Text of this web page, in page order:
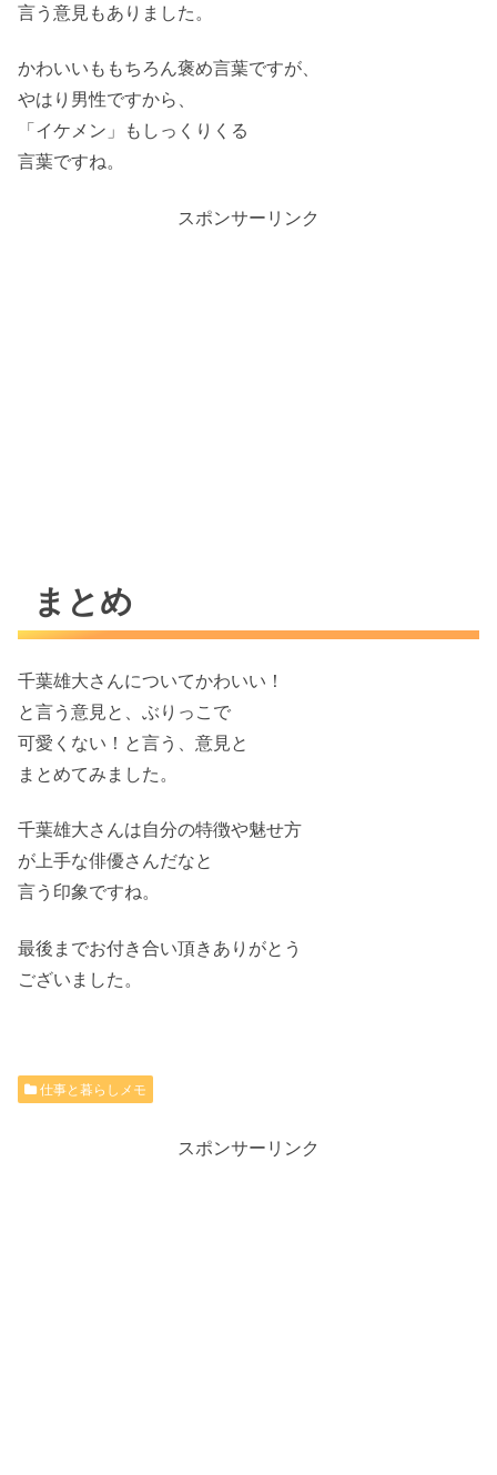
言う意見もありました。
かわいいももちろん褒め言葉ですが、
やはり男性ですから、
「イケメン」もしっくりくる
言葉ですね。
スポンサーリンク
まとめ
千葉雄大さんについてかわいい！
と言う意見と、ぶりっこで
可愛くない！と言う、意見と
まとめてみました。
千葉雄大さんは自分の特徴や魅せ方
が上手な俳優さんだなと
言う印象ですね。
最後までお付き合い頂きありがとう
ございました。
仕事と暮らしメモ
スポンサーリンク